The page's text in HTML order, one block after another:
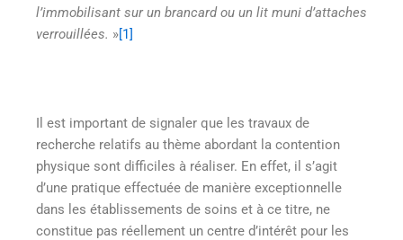
l’immobilisant sur un brancard ou un lit muni d’attaches
verrouillées. »[1]
Il est important de signaler que les travaux de
recherche relatifs au thème abordant la contention
physique sont difficiles à réaliser. En effet, il s’agit
d’une pratique effectuée de manière exceptionnelle
dans les établissements de soins et à ce titre, ne
constitue pas réellement un centre d’intérêt pour les